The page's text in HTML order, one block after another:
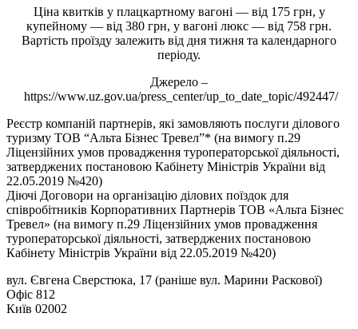
Ціна квитків у плацкартному вагоні — від 175 грн, у
купейному — від 380 грн, у вагоні люкс — від 758 грн.
Вартість проїзду залежить від дня тижня та календарного
періоду.
Джерело –
https://www.uz.gov.ua/press_center/up_to_date_topic/492447/
Реєстр компаній партнерів, які замовляють послуги ділового
туризму ТОВ “Альта Бізнес Тревел”* (на вимогу п.29
Ліцензійних умов провадження туроператорської діяльності,
затверджених постановою Кабінету Міністрів України від
22.05.2019 №420)
Діючі Договори на організацію ділових поїздок для
співробітників Корпоративних Партнерів ТОВ «Альта Бізнес
Тревел» (на вимогу п.29 Ліцензійних умов провадження
туроператорської діяльності, затверджених постановою
Кабінету Міністрів України від 22.05.2019 №420)
вул. Євгена Сверстюка, 17 (раніше вул. Марини Раскової)
Офіс 812
Київ 02002